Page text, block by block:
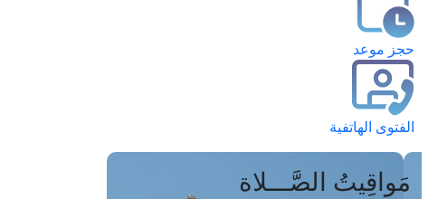
حجز موعد
الفتوى الهاتفية
مَواقِيتُ الصَّـــلاة